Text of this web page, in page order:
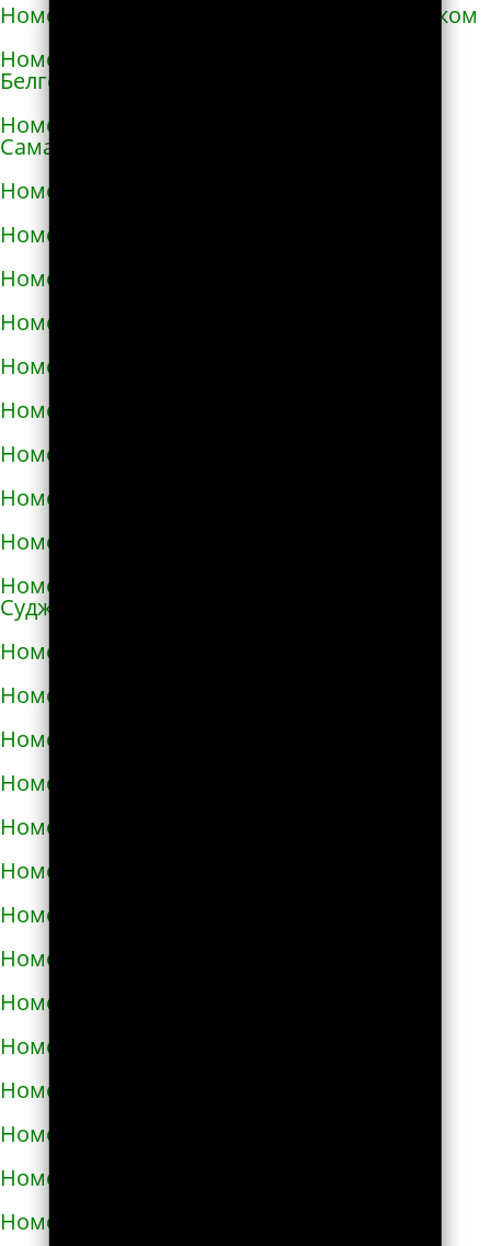
Номера телефонов такси в Александровском
Номера телефонов такси в Алексеевке
Белгородской области
Номера телефонов такси в Алексеевке
Самарской области
Номера телефонов такси в Алексине
Номера телефонов такси в Алупке
Номера телефонов такси в Алуште
Номера телефонов такси в Альметьевске
Номера телефонов такси в Амурске
Номера телефонов такси в Анадыре
Номера телефонов такси в Анапе
Номера телефонов такси в Ангарске
Номера телефонов такси в Андреаполе
Номера телефонов такси в Анжеро-
Судженске
Номера телефонов такси в Аниве
Номера телефонов такси в Анне
Номера телефонов такси в Апатитах
Номера телефонов такси в Апрелевке
Номера телефонов такси в Апшеронске
Номера телефонов такси в Арамиле
Номера телефонов такси в Аргуне
Номера телефонов такси в Ардатове
Номера телефонов такси в Ардоне
Номера телефонов такси в Арзамасе
Номера телефонов такси в Аркадаке
Номера телефонов такси в Армавире
Номера телефонов такси в Армянске
Номера телефонов такси в Арсеньеве